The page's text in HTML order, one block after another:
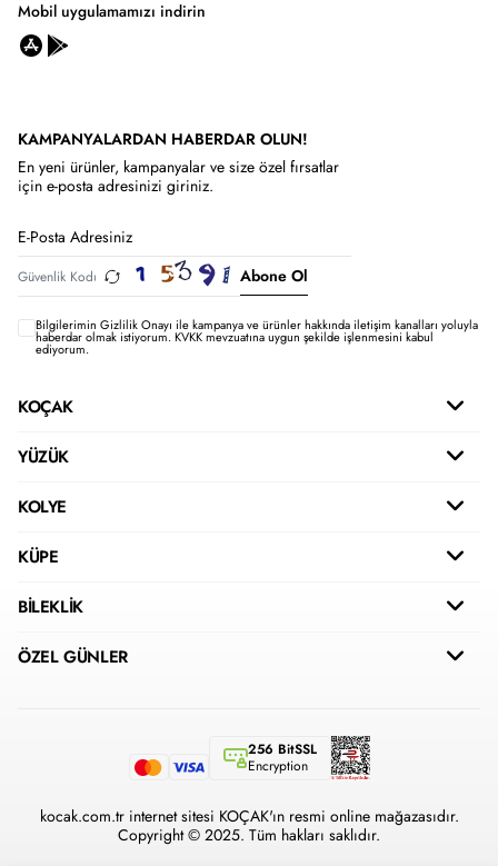
Mobil uygulamamızı indirin
KAMPANYALARDAN HABERDAR OLUN!
En yeni ürünler, kampanyalar ve size özel fırsatlar
için e-posta adresinizi giriniz.
Abone Ol
Bilgilerimin Gizlilik Onayı ile kampanya ve ürünler hakkında iletişim kanalları yoluyla
haberdar olmak istiyorum.KVKK mevzuatına uygun şekilde işlenmesini kabul
ediyorum.
KOÇAK
YÜZÜK
KOLYE
KÜPE
BİLEKLİK
ÖZEL GÜNLER
256 BitSSL
Encryption
kocak.com.tr internet sitesi KOÇAK'ın resmi online mağazasıdır.
Copyright © 2025. Tüm hakları saklıdır.